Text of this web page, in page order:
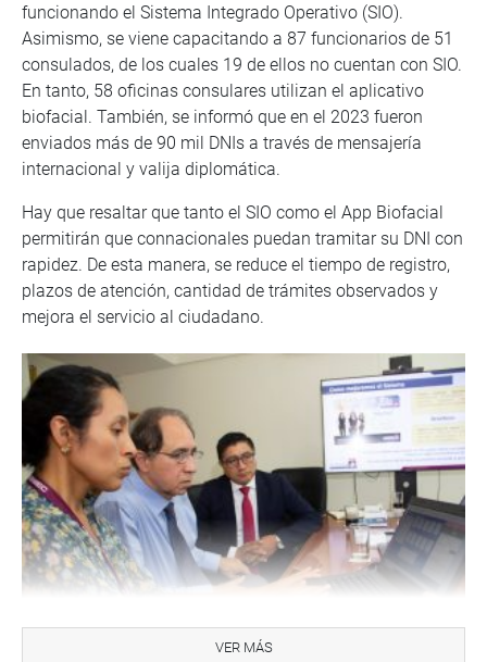
funcionando el Sistema Integrado Operativo (SIO).
Asimismo, se viene capacitando a 87 funcionarios de 51
consulados, de los cuales 19 de ellos no cuentan con SIO.
En tanto, 58 oficinas consulares utilizan el aplicativo
biofacial. También, se informó que en el 2023 fueron
enviados más de 90 mil DNIs a través de mensajería
internacional y valija diplomática.
Hay que resaltar que tanto el SIO como el App Biofacial
permitirán que connacionales puedan tramitar su DNI con
rapidez. De esta manera, se reduce el tiempo de registro,
plazos de atención, cantidad de trámites observados y
mejora el servicio al ciudadano.
VER MÁS